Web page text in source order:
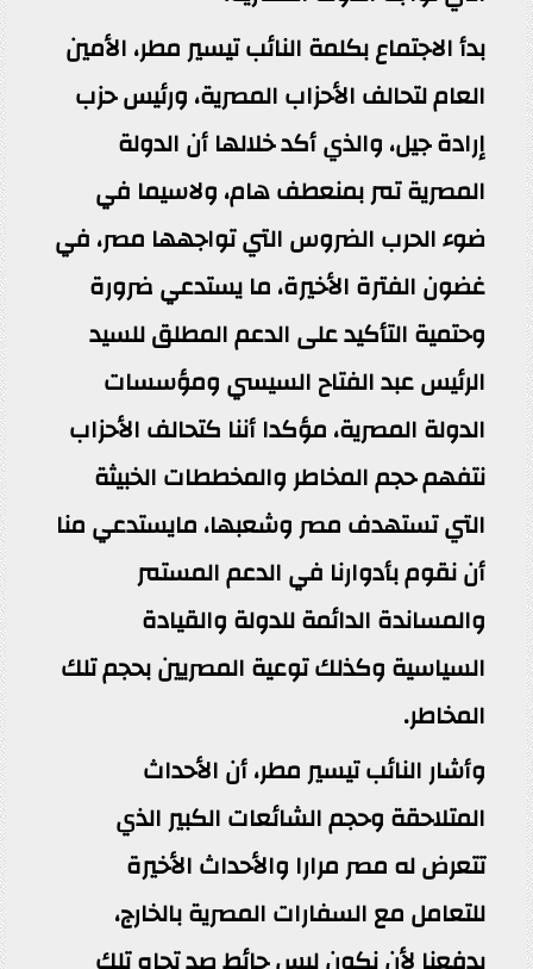
بدأ الاجتماع بكلمة النائب تيسير مطر، الأمين
العام لتحالف الأحزاب المصرية، ورئيس حزب
إرادة جيل، والذي أكد خلالها أن الدولة
المصرية تمر بمنعطف هام، ولاسيما في
ضوء الحرب الضروس التي تواجهها مصر، في
غضون الفترة الأخيرة، ما يستدعي ضرورة
وحتمية التأكيد على الدعم المطلق للسيد
الرئيس عبد الفتاح السيسي ومؤسسات
الدولة المصرية، مؤكدا أننا كتحالف الأحزاب
نتفهم حجم المخاطر والمخططات الخبيثة
التي تستهدف مصر وشعبها، مايستدعي منا
أن نقوم بأدوارنا في الدعم المستمر
والمساندة الدائمة للدولة والقيادة
السياسية وكذلك توعية المصريين بحجم تلك
المخاطر.
وأشار النائب تيسير مطر، أن الأحداث
المتلاحقة وحجم الشائعات الكبير الذي
تتعرض له مصر مرارا والأحداث الأخيرة
للتعامل مع السفارات المصرية بالخارج،